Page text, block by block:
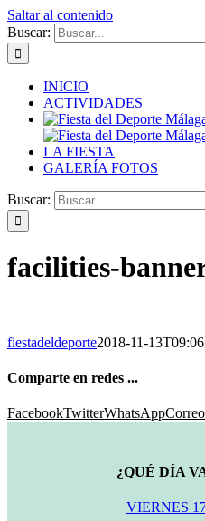
Saltar al contenido
Buscar:
INICIO
ACTIVIDADES
LA FIESTA
GALERÍA FOTOS
Buscar:
facilities-
fiestadeldeporte2018-11-
Comparte en redes ...
FacebookTwitterWhatsApp
¿QUÉ DÍA
VIERNES